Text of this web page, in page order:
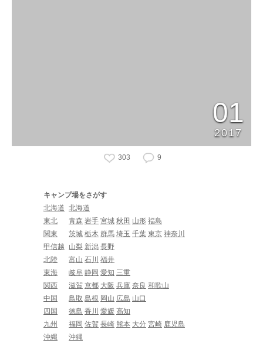
01
2017
303 9
キャンプ場をさがす
北海道 北海道
東北
青森 岩手 宮城 秋田 山形 福島
関東
茨城 栃木 群馬 埼玉 千葉 東京 神奈川
甲信越
山梨 新潟 長野
北陸
富山 石川 福井
東海
岐阜 静岡 愛知 三重
関西
滋賀 京都 大阪 兵庫 奈良 和歌山
中国
鳥取 島根 岡山 広島 山口
四国
徳島 香川 愛媛 高知
九州
福岡 佐賀 長崎 熊本 大分 宮崎 鹿児島
沖縄
沖縄